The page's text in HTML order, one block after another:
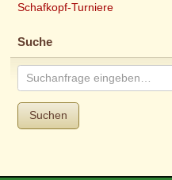
Schafkopf-Turniere
Suche
Suchen